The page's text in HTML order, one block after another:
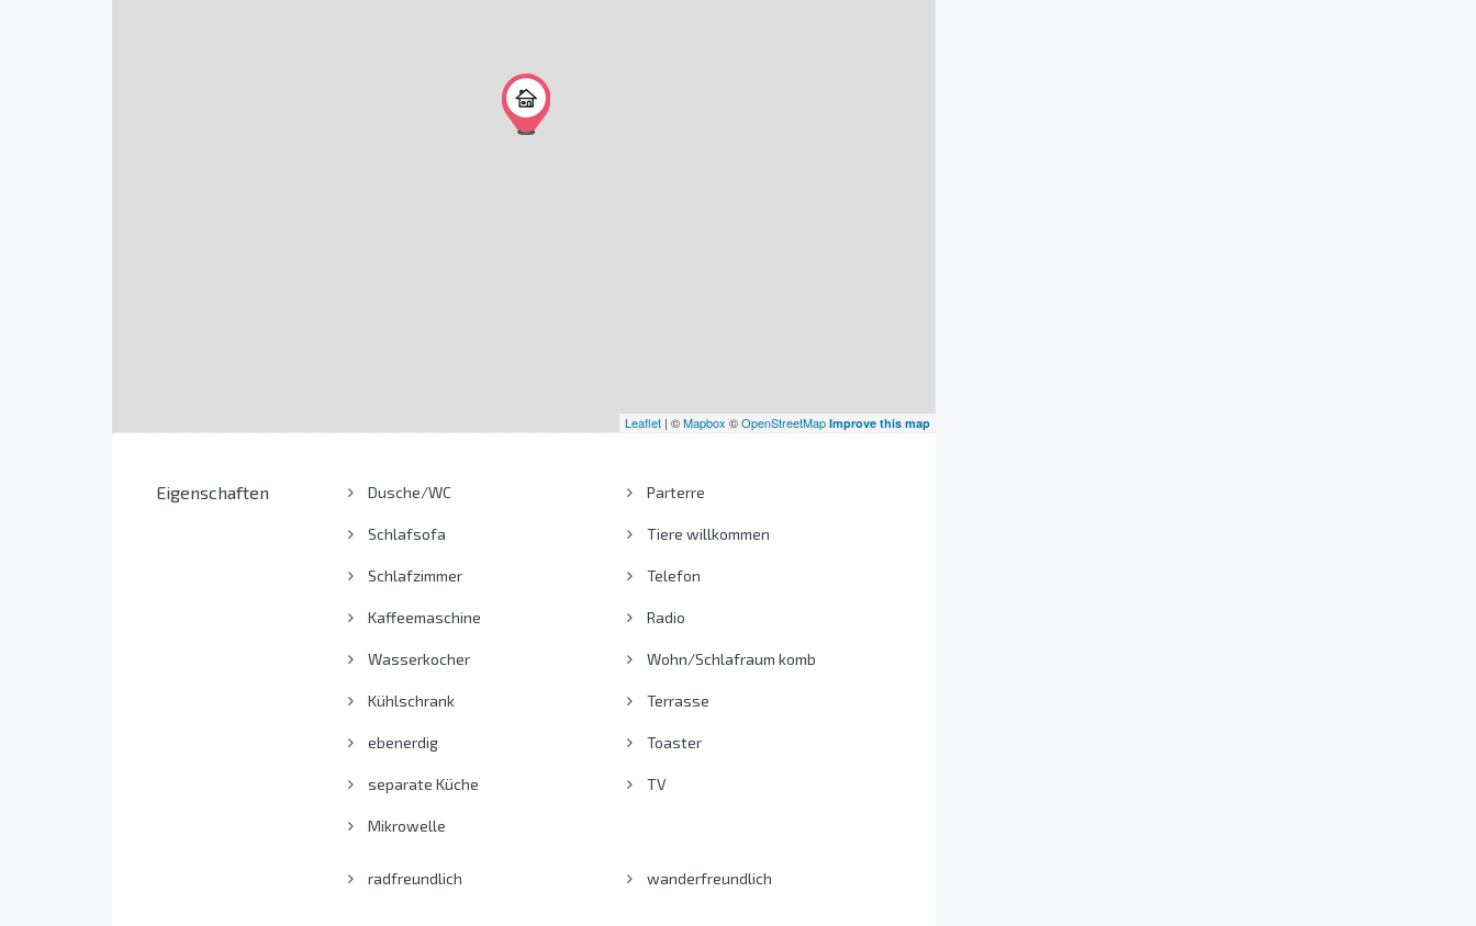
Leaflet | ©Mapbox ©OpenStreetMap Improve this map
Eigenschaften Dusche/WC
Schlafsofa
Schlafzimmer
Kaffeemaschine
Wasserkocher
Kühlschrank
ebenerdig
separate Küche
Mikrowelle
Parterre
Tiere willkommen
Telefon
Radio
Wohn/Schlafraum komb
Terrasse
Toaster
TV
radfreundlich wanderfreundlich